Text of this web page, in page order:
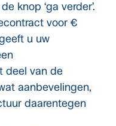
knop ‘ga verder’.
voor €
u uw
deel van de
aanbevelingen,
daarentegen